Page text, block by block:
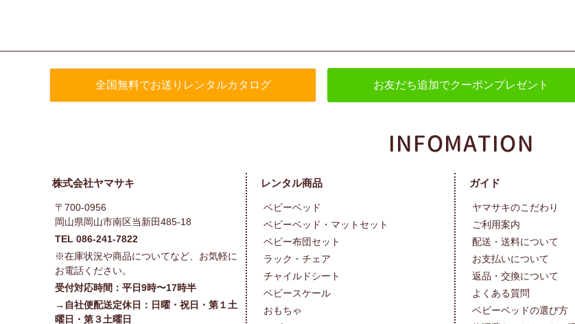
全国無料でお送りレンタルカタログ お友だち追加でクーポンプレゼント
株式会社ヤマサキ
〒700-0956
岡山県岡山市南区当新田485-18
TEL 086-241-7822
※在庫状況や商品についてなど、お気軽に
お電話ください。
受付対応時間：平日9時〜17時半
→自社便配送定休日：日曜・祝日・第１土
曜日・第３土曜日
レンタル商品
ベビーベッド
ベビーベッド・マットセット
ベビー布団セット
ラック・チェア
チャイルドシート
ベビースケール
おもちゃ
ガイド
ヤマサキのこだわり
ご利用案内
配送・送料について
お支払いについて
返品・交換について
よくある質問
ベビーベッドの選び方